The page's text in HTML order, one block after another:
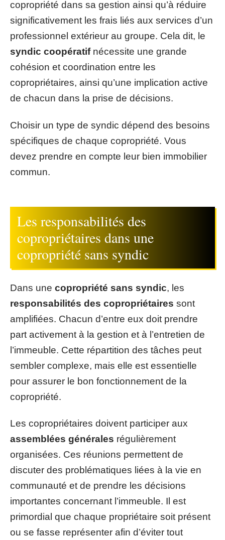
copropriété dans sa gestion ainsi qu’à réduire
significativement les frais liés aux services d’un
professionnel extérieur au groupe. Cela dit, le
syndic coopératifnécessite une grande
cohésion et coordination entre les
copropriétaires, ainsi qu’une implication active
de chacun dans la prise de décisions.
Choisir un type de syndic dépend des besoins
spécifiques de chaque copropriété. Vous
devez prendre en compte leur bien immobilier
commun.
Les responsabilités des
copropriétaires dans une
copropriété sans syndic
Dans une copropriété sans syndic, les
responsabilités des copropriétaires sont
amplifiées. Chacun d’entre eux doit prendre
part activement à la gestion et à l’entretien de
l’immeuble. Cette répartition des tâches peut
sembler complexe, mais elle est essentielle
pour assurer le bon fonctionnement de la
copropriété.
Les copropriétaires doivent participer aux
assemblées générales régulièrement
organisées. Ces réunions permettent de
discuter des problématiques liées à la vie en
communauté et de prendre les décisions
importantes concernant l’immeuble. Il est
primordial que chaque propriétaire soit présent
ou se fasse représenter afin d’éviter tout